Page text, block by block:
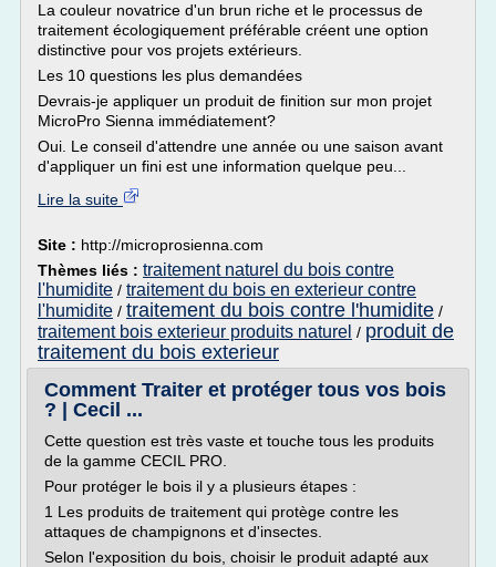
La couleur novatrice d'un brun riche et le processus de
traitement écologiquement préférable créent une option
distinctive pour vos projets extérieurs.
Les 10 questions les plus demandées
Devrais-je appliquer un produit de finition sur mon projet
MicroPro Sienna immédiatement?
Oui. Le conseil d'attendre une année ou une saison avant
d'appliquer un fini est une information quelque peu...
Lire la suite
Site : http://microprosienna.com
Thèmes liés : traitement naturel du bois contre
l'humidite / traitement du bois en exterieur contre
l'humidite / traitement du bois contre l'humidite /
traitement bois exterieur produits naturel / produit de
traitement du bois exterieur
Comment Traiter et protéger tous vos bois
? | Cecil ...
Cette question est très vaste et touche tous les produits
de la gamme CECIL PRO.
Pour protéger le bois il y a plusieurs étapes :
1 Les produits de traitement qui protège contre les
attaques de champignons et d'insectes.
Selon l'exposition du bois, choisir le produit adapté aux